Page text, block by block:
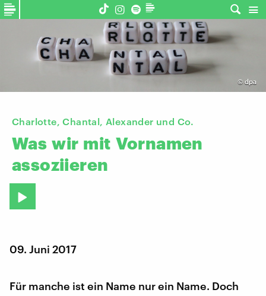
© dpa
Charlotte, Chantal, Alexander und Co.
Was wir mit Vornamen
assoziieren
09. Juni 2017
Für manche ist ein Name nur ein Name. Doch